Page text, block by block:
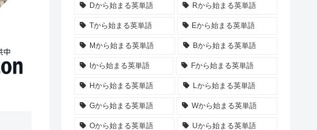
Dから始まる英単語 Rから始まる英単語
Tから始まる英単語 Eから始まる英単語
Mから始まる英単語 Bから始まる英単語
Iから始まる英単語 Fから始まる英単語
Hから始まる英単語 Lから始まる英単語
Gから始まる英単語 Wから始まる英単語
Oから始まる英単語 Uから始まる英単語